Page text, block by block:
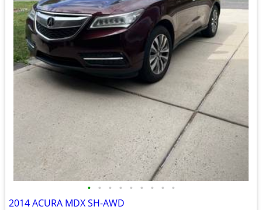
• • • • • • • • •
2014 ACURA MDX SH-AWD